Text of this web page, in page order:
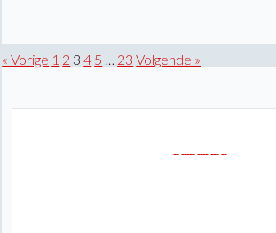
« Vorige 1 2 3 4 5 … 23 Volgende »